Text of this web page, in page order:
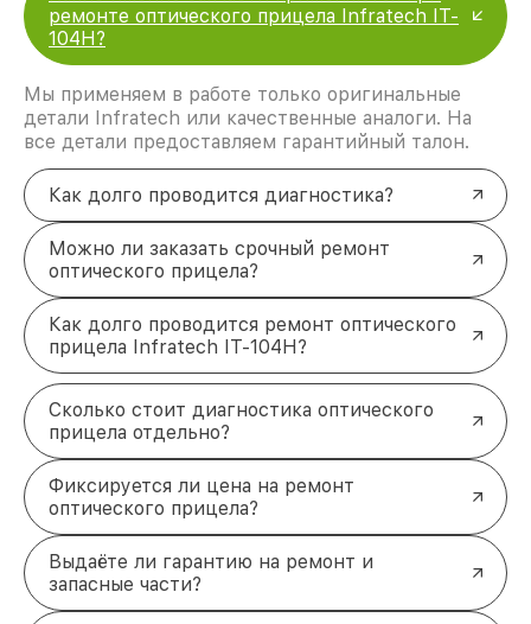
ремонте оптического прицела Infratech IT-
104H?
Мы применяем в работе только оригинальные
детали Infratech или качественные аналоги. На
все детали предоставляем гарантийный талон.
Как долго проводится диагностика?
Можно ли заказать срочный ремонт
оптического прицела?
Как долго проводится ремонт оптического
прицела Infratech IT-104H?
Сколько стоит диагностика оптического
прицела отдельно?
Фиксируется ли цена на ремонт
оптического прицела?
Выдаёте ли гарантию на ремонт и
запасные части?